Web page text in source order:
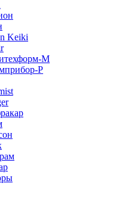
Keiki
М
Р